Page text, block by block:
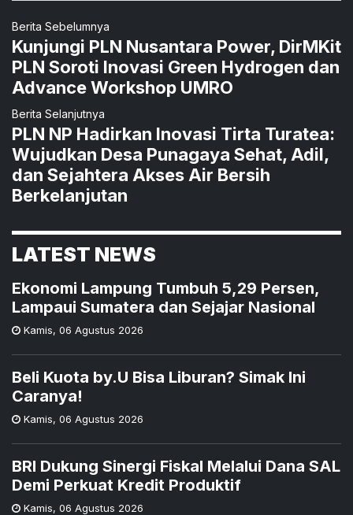
Berita Sebelumnya
Kunjungi PLN Nusantara Power, DirMKit
PLN Soroti Inovasi Green Hydrogen dan
Advance Workshop UMRO
Berita Selanjutnya
PLN NP Hadirkan Inovasi Tirta Turatea:
Wujudkan Desa Punagaya Sehat, Adil,
dan Sejahtera Akses Air Bersih
Berkelanjutan
LATEST NEWS
Ekonomi Lampung Tumbuh 5,29 Persen,
Lampaui Sumatera dan Sejajar Nasional
Kamis, 06 Agustus 2026
Beli Kuota by.U Bisa Liburan? Simak Ini
Caranya!
Kamis, 06 Agustus 2026
BRI Dukung Sinergi Fiskal Melalui Dana SAL
Demi Perkuat Kredit Produktif
Kamis, 06 Agustus 2026